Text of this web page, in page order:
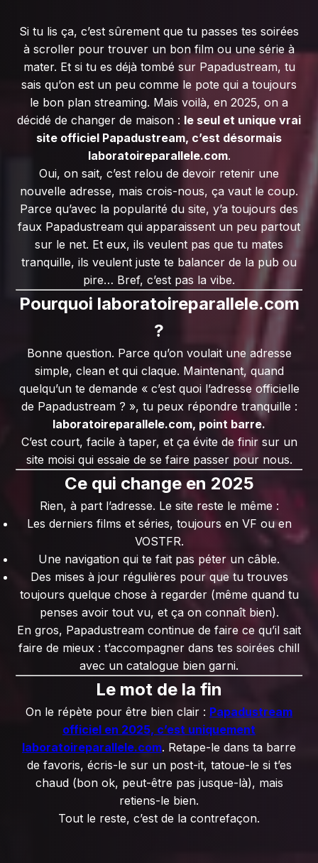
Si tu lis ça, c’est sûrement que tu passes tes soirées
à scroller pour trouver un bon film ou une série à
mater. Et si tu es déjà tombé sur Papadustream, tu
sais qu’on est un peu comme le pote qui a toujours
le bon plan streaming. Mais voilà, en 2025, on a
décidé de changer de maison : le seul et unique vrai
site officiel Papadustream, c’est désormais
laboratoireparallele.com.
Oui, on sait, c’est relou de devoir retenir une
nouvelle adresse, mais crois-nous, ça vaut le coup.
Parce qu’avec la popularité du site, y’a toujours des
faux Papadustream qui apparaissent un peu partout
sur le net. Et eux, ils veulent pas que tu mates
tranquille, ils veulent juste te balancer de la pub ou
pire… Bref, c’est pas la vibe.
Pourquoi laboratoireparallele.com
?
Bonne question. Parce qu’on voulait une adresse
simple, clean et qui claque. Maintenant, quand
quelqu’un te demande « c’est quoi l’adresse officielle
de Papadustream ? », tu peux répondre tranquille :
laboratoireparallele.com, point barre.
C’est court, facile à taper, et ça évite de finir sur un
site moisi qui essaie de se faire passer pour nous.
Ce qui change en 2025
Rien, à part l’adresse. Le site reste le même :
Les derniers films et séries, toujours en VF ou en
VOSTFR.
Une navigation qui te fait pas péter un câble.
Des mises à jour régulières pour que tu trouves
toujours quelque chose à regarder (même quand tu
penses avoir tout vu, et ça on connaît bien).
En gros, Papadustream continue de faire ce qu’il sait
faire de mieux : t’accompagner dans tes soirées chill
avec un catalogue bien garni.
Le mot de la fin
On le répète pour être bien clair : Papadustream
officiel en 2025, c’est uniquement
laboratoireparallele.com. Retape-le dans ta barre
de favoris, écris-le sur un post-it, tatoue-le si t’es
chaud (bon ok, peut-être pas jusque-là), mais
retiens-le bien.
Tout le reste, c’est de la contrefaçon.